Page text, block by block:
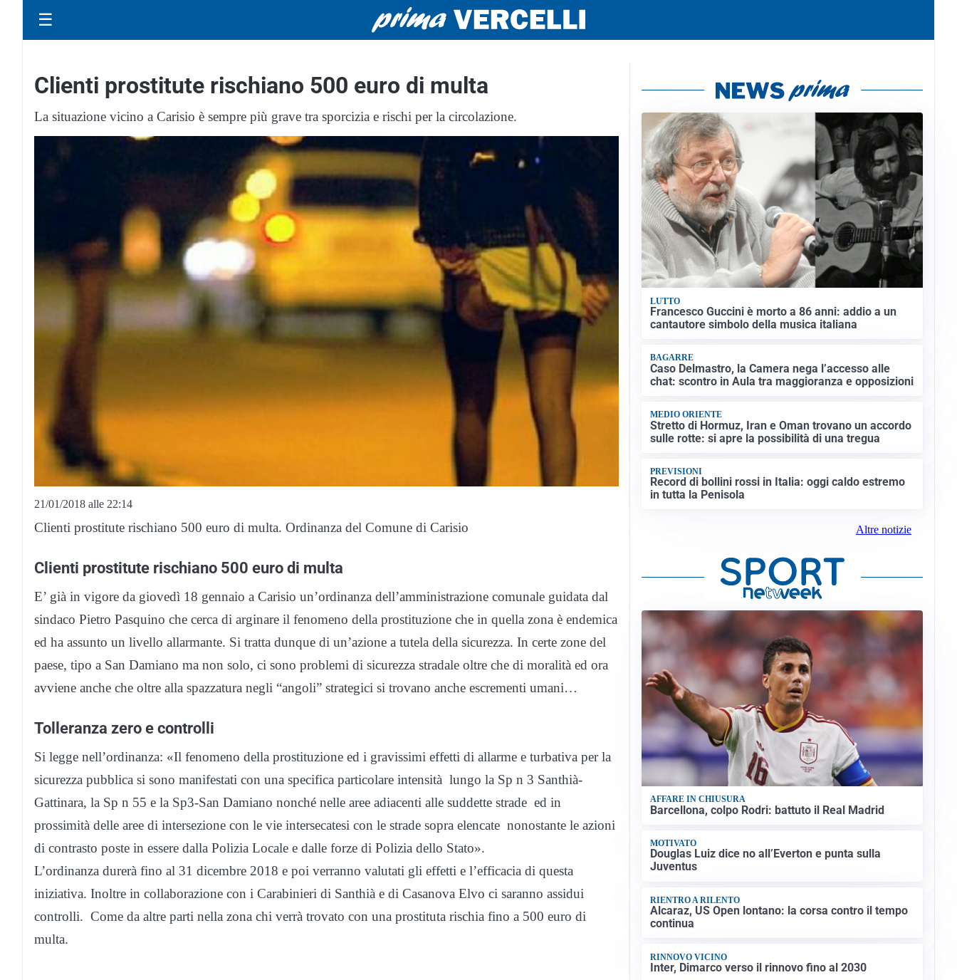
☰
Clienti prostitute rischiano 500 euro di multa
La situazione vicino a Carisio è sempre più grave tra sporcizia e rischi per la circolazione.
21/01/2018 alle 22:14
Clienti prostitute rischiano 500 euro di multa. Ordinanza del Comune di Carisio
Clienti prostitute rischiano 500 euro di multa
E’ già in vigore da giovedì 18 gennaio a Carisio un’ordinanza dell’amministrazione comunale guidata dal
sindaco Pietro Pasquino che cerca di arginare il fenomeno della prostituzione che in quella zona è endemica
ed ha assunto un livello allarmante. Si tratta dunque di un’azione a tutela della sicurezza. In certe zone del
paese, tipo a San Damiano ma non solo, ci sono problemi di sicurezza stradale oltre che di moralità ed ora
avviene anche che oltre alla spazzatura negli “angoli” strategici si trovano anche escrementi umani…
Tolleranza zero e controlli
Si legge nell’ordinanza: «Il fenomeno della prostituzione ed i gravissimi effetti di allarme e turbativa per la
sicurezza pubblica si sono manifestati con una specifica particolare intensità lungo la Sp n 3 Santhià-
Gattinara, la Sp n 55 e la Sp3-San Damiano nonché nelle aree adiacenti alle suddette strade ed in
prossimità delle aree di intersezione con le vie intersecatesi con le strade sopra elencate nonostante le azioni
di contrasto poste in essere dalla Polizia Locale e dalle forze di Polizia dello Stato».
L’ordinanza durerà fino al 31 dicembre 2018 e poi verranno valutati gli effetti e l’efficacia di questa
iniziativa. Inoltre in collaborazione con i Carabinieri di Santhià e di Casanova Elvo ci saranno assidui
controlli. Come da altre parti nella zona chi verrà trovato con una prostituta rischia fino a 500 euro di
multa.
LUTTO
Francesco Guccini è morto a 86 anni: addio a un
cantautore simbolo della musica italiana
BAGARRE
Caso Delmastro, la Camera nega l’accesso alle
chat: scontro in Aula tra maggioranza e opposizioni
MEDIO ORIENTE
Stretto di Hormuz, Iran e Oman trovano un accordo
sulle rotte: si apre la possibilità di una tregua
PREVISIONI
Record di bollini rossi in Italia: oggi caldo estremo
in tutta la Penisola
Altre notizie
AFFARE IN CHIUSURA
Barcellona, colpo Rodri: battuto il Real Madrid
MOTIVATO
Douglas Luiz dice no all’Everton e punta sulla
Juventus
RIENTRO A RILENTO
Alcaraz, US Open lontano: la corsa contro il tempo
continua
RINNOVO VICINO
Inter, Dimarco verso il rinnovo fino al 2030